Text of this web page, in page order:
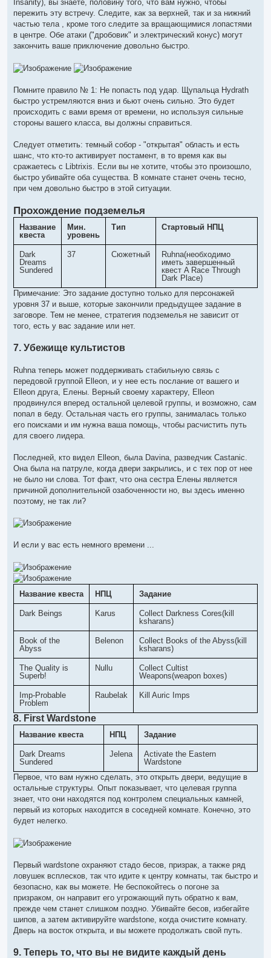
Insanity), вы знаете, половину того, что вам нужно, чтобы
пережить эту встречу. Следите, как за верхней, так и за нижний
частью тела , кроме того следите за вращающимися лопастями
в центре. Обе атаки ("дробовик" и электрический конус) могут
закончить ваше приключение довольно быстро.
Помните правило № 1: Не попасть под удар. Щупальца Hydrath
быстро устремляются вниз и бьют очень сильно. Это будет
происходить с вами время от времени, но используя сильные
стороны вашего класса, вы должны справиться.
Следует отметить: темный собор - "открытая" область и есть
шанс, что кто-то активирует постамент, в то время как вы
сражаетесь с Libtrixis. Если вы не хотите, чтобы это произошло,
быстро убивайте оба существа. В комнате станет очень тесно,
при чем довольно быстро в этой ситуации.
Прохождение подземелья
Название
квеста
Мин.
уровень
Тип Стартовый НПЦ
Dark
Dreams
Sundered
37 Сюжетный
Ruhna(необходимо
иметь завершенный
квест A Race Through
Dark Place)
Примечание: Это задание доступно только для персонажей
уровня 37 и выше, которые закончили предыдущее задание в
заговоре. Тем не менее, стратегия подземелья не зависит от
того, есть у вас задание или нет.
7. Убежище культистов
Ruhna теперь может поддерживать стабильную связь с
передовой группой Elleon, и у нее есть послание от вашего и
Elleon друга, Елены. Верный своему характеру, Elleon
продвинулся вперед остальной целевой группы, и возможно, сам
попал в беду. Остальная часть его группы, занималась только
его поисками и им нужна ваша помощь, чтобы расчистить путь
для своего лидера.
Последней, кто видел Elleon, была Davina, разведчик Castanic.
Она была на патруле, когда двери закрылись, и с тех пор от нее
не было ни слова. Тот факт, что она сестра Елены является
причиной дополнительной озабоченности но, вы здесь именно
поэтому, не так ли?
И если у вас есть немного времени ...
Название квеста НПЦ Задание
Dark Beings Karus
Collect Darkness Cores(kill
ksharans)
Book of the
Abyss
Belenon
Collect Books of the Abyss(kill
ksharans)
The Quality is
Superb!
Nullu
Collect Cultist
Weapons(weapon boxes)
Imp-Probable
Problem
Raubelak Kill Auric Imps
8. First Wardstone
Название квеста НПЦ Задание
Dark Dreams
Sundered
Jelena
Activate the Eastern
Wardstone
Первое, что вам нужно сделать, это открыть двери, ведущие в
остальные структуры. Опыт показывает, что целевая группа
знает, что они находятся под контролем специальных камней,
первый из которых находится в соседней комнате. Конечно, это
будет нелегко.
Первый wardstone охраняют стадо бесов, призрак, а также ряд
ловушек всплесков, так что идите к центру комнаты, так быстро и
безопасно, как вы можете. Не беспокойтесь о погоне за
призраком, он направит его угрожающий путь обратно к вам,
прежде чем станет слишком поздно. Убивайте бесов, избегайте
шипов, а затем активируйте wardstone, когда очистите комнату.
Дверь на восток открыта, и вы можете продолжать свой путь.
9. Теперь то, что вы не видите каждый день